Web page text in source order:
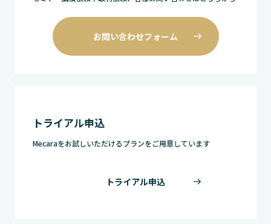
お問い合わせフォーム
トライアル申込
Mecaraをお試しいただけるプランをご用意しています
トライアル申込